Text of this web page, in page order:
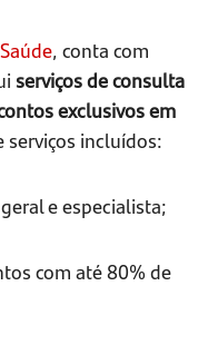
, conta com
serviços de consulta
exclusivos em
serviços incluídos:
e especialista;
com até 80% de